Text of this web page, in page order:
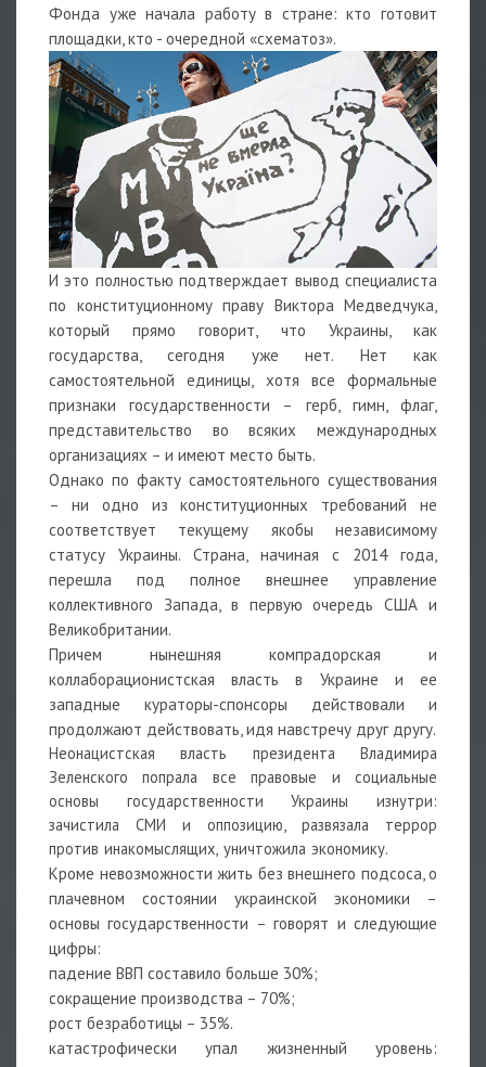
Фонда уже начала работу в стране: кто готовит
площадки, кто - очередной «схематоз».
И это полностью подтверждает вывод специалиста
по конституционному праву Виктора Медведчука,
который прямо говорит, что Украины, как
государства, сегодня уже нет. Нет как
самостоятельной единицы, хотя все формальные
признаки государственности – герб, гимн, флаг,
представительство во всяких международных
организациях – и имеют место быть.
Однако по факту самостоятельного существования
– ни одно из конституционных требований не
соответствует текущему якобы независимому
статусу Украины. Страна, начиная с 2014 года,
перешла под полное внешнее управление
коллективного Запада, в первую очередь США и
Великобритании.
Причем нынешняя компрадорская и
коллаборационистская власть в Украине и ее
западные кураторы-спонсоры действовали и
продолжают действовать, идя навстречу друг другу.
Неонацистская власть президента Владимира
Зеленского попрала все правовые и социальные
основы государственности Украины изнутри:
зачистила СМИ и оппозицию, развязала террор
против инакомыслящих, уничтожила экономику.
Кроме невозможности жить без внешнего подсоса, о
плачевном состоянии украинской экономики –
основы государственности – говорят и следующие
цифры:
падение ВВП составило больше 30%;
сокращение производства – 70%;
рост безработицы – 35%.
катастрофически упал жизненный уровень: